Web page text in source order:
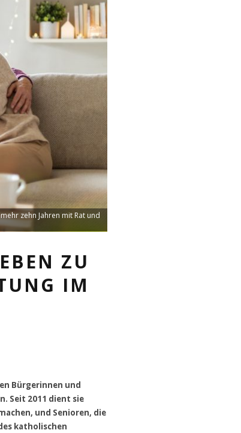
zehn Jahren mit Rat und
ZU
IM
Bürgerinnen und
Seit 2011 dient sie
und Senioren, die
katholischen